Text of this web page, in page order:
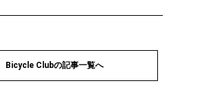
Bicycle Clubの記事一覧へ